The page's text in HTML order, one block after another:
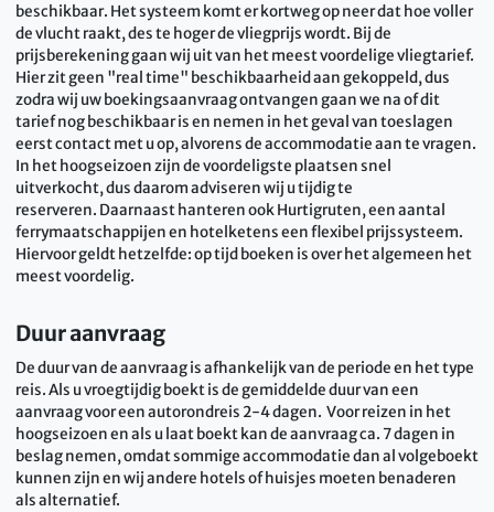
beschikbaar. Het systeem komt er kortweg op neer dat hoe voller
de vlucht raakt, des te hoger de vliegprijs wordt. Bij de
prijsberekening gaan wij uit van het meest voordelige vliegtarief.
Hier zit geen "real time" beschikbaarheid aan gekoppeld, dus
zodra wij uw boekingsaanvraag ontvangen gaan we na of dit
tarief nog beschikbaar is en nemen in het geval van toeslagen
eerst contact met u op, alvorens de accommodatie aan te vragen.
In het hoogseizoen zijn de voordeligste plaatsen snel
uitverkocht, dus daarom adviseren wij u tijdig te
reserveren. Daarnaast hanteren ook Hurtigruten, een aantal
ferrymaatschappijen en hotelketens een flexibel prijssysteem.
Hiervoor geldt hetzelfde: op tijd boeken is over het algemeen het
meest voordelig.
Duur aanvraag
De duur van de aanvraag is afhankelijk van de periode en het type
reis. Als u vroegtijdig boekt is de gemiddelde duur van een
aanvraag voor een autorondreis 2-4 dagen. Voor reizen in het
hoogseizoen en als u laat boekt kan de aanvraag ca. 7 dagen in
beslag nemen, omdat sommige accommodatie dan al volgeboekt
kunnen zijn en wij andere hotels of huisjes moeten benaderen
als alternatief.